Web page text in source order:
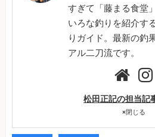
すぎて「藤まる食堂
いろな釣りを紹介す
りガイド。最新の釣
アル二刀流です。
松田正記の担当記
×閉じる